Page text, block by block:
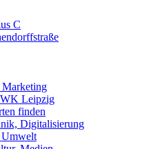
C
Leipzig
finden
Digitalisierung
Umwelt